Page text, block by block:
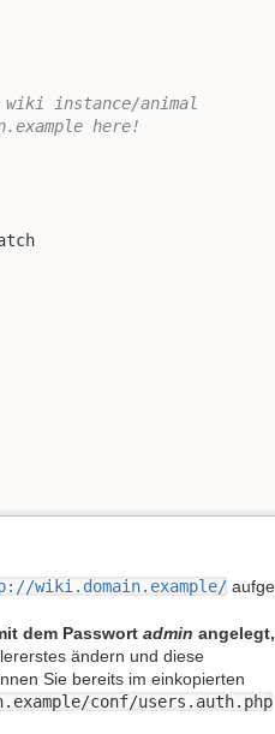
instance/animal
here!
wiki.domain.example/
dem Passwort admin angelegt,
ändern und diese
Sie bereits im einkopierten
conf/users.auth.php